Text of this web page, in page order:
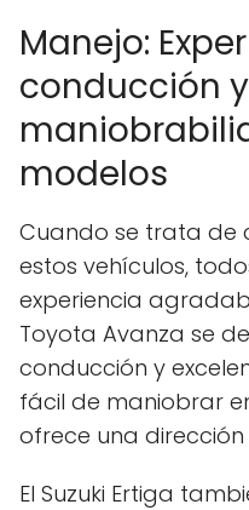
Manejo:
conducción y
modelos
Cuando se trata de
estos vehículos,
experiencia
Toyota Avanza se
conducción y
fácil de maniobrar
ofrece una dirección
El Suzuki Ertiga